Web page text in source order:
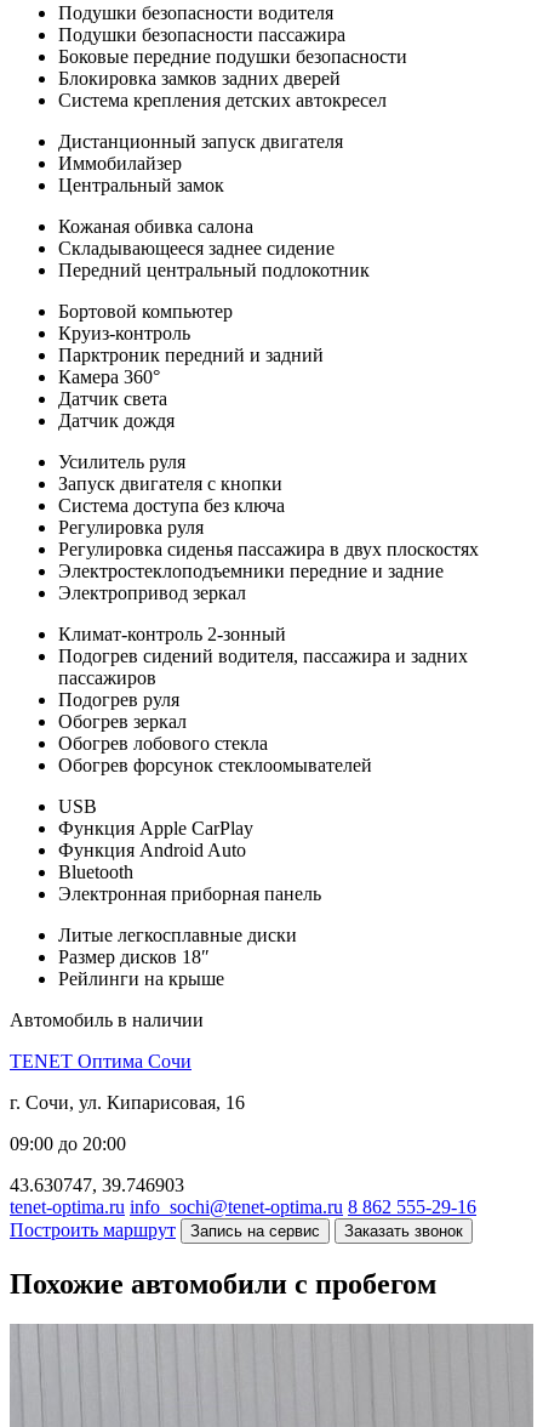
Подушки безопасности водителя
Подушки безопасности пассажира
Боковые передние подушки безопасности
Блокировка замков задних дверей
Система крепления детских автокресел
Дистанционный запуск двигателя
Иммобилайзер
Центральный замок
Кожаная обивка салона
Складывающееся заднее сидение
Передний центральный подлокотник
Бортовой компьютер
Круиз-контроль
Парктроник передний и задний
Камера 360°
Датчик света
Датчик дождя
Усилитель руля
Запуск двигателя с кнопки
Система доступа без ключа
Регулировка руля
Регулировка сиденья пассажира в двух плоскостях
Электростеклоподъемники передние и задние
Электропривод зеркал
Климат-контроль 2-зонный
Подогрев сидений водителя, пассажира и задних
пассажиров
Подогрев руля
Обогрев зеркал
Обогрев лобового стекла
Обогрев форсунок стеклоомывателей
USB
Функция Apple CarPlay
Функция Android Auto
Bluetooth
Электронная приборная панель
Литые легкосплавные диски
Размер дисков 18″
Рейлинги на крыше
Автомобиль в наличии
TENET Оптима Сочи
г. Сочи, ул. Кипарисовая, 16
09:00 до 20:00
43.630747, 39.746903
tenet-optima.ru info_sochi@tenet-optima.ru 8 862 555-29-16
Построить маршрут
Запись на сервис Заказать звонок
Похожие автомобили с пробегом